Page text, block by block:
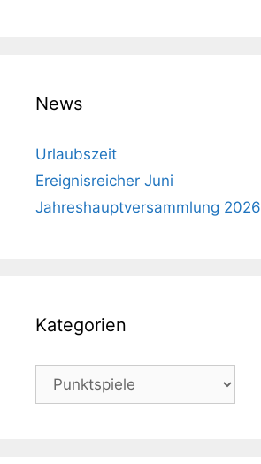
News
Urlaubszeit
Ereignisreicher Juni
Jahreshauptversammlung 2026
Kategorien
Kategorien